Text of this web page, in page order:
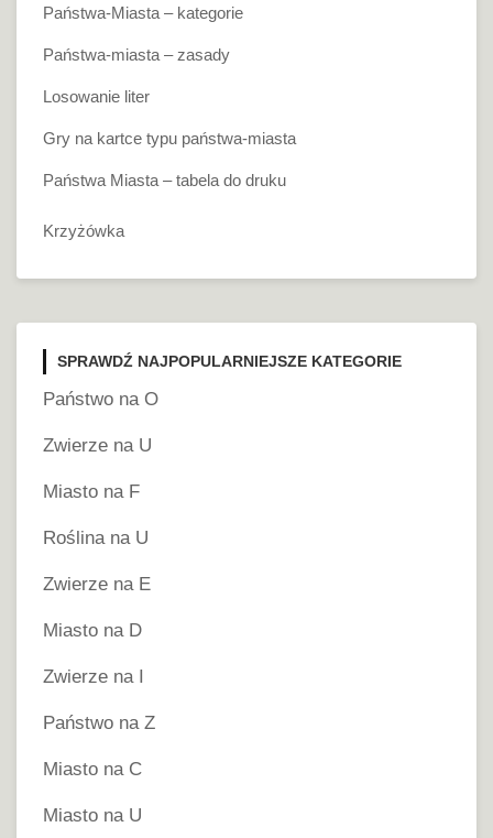
Państwa-Miasta – kategorie
Państwa-miasta – zasady
Losowanie liter
Gry na kartce typu państwa-miasta
Państwa Miasta – tabela do druku
Krzyżówka
SPRAWDŹ NAJPOPULARNIEJSZE KATEGORIE
Państwo na O
Zwierze na U
Miasto na F
Roślina na U
Zwierze na E
Miasto na D
Zwierze na I
Państwo na Z
Miasto na C
Miasto na U